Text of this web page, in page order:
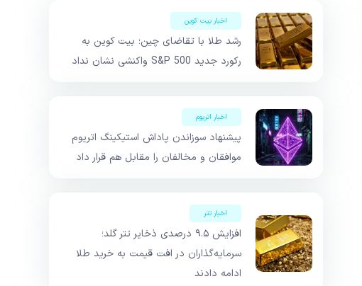
اخبار بیت کوین
رشد طلا با تقاضای چین؛ بیت کوین به
رکورد جدید S&P 500 واکنشی نشان نداد
اخبار اتریوم
پیشنهاد سوزاندن پاداش استیکینگ اتریوم
موافقان و مخالفان را مقابل هم قرار داد
اخبار تتر
افزایش ۹.۵ درصدی ذخایر تتر گلد؛
سرمایه‌گذاران در افت قیمت به خرید طلا
ادامه دادند